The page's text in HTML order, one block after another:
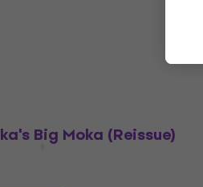
Big Moka (Reissue)